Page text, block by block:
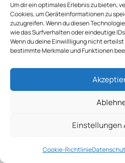
Um dir ein optimales Erlebnis zu bieten,
Cookies, um Geräteinformationen zu
zuzugreifen. Wenn du diesen
wie das Surfverhalten oder eindeutige
Wenn du deine Einwillligung nicht
bestimmte Merkmale und Funktionen
Einstellungen
Cookie-Richtlinie
Außenanlagen pflegen.
Ablauf,
Streudienst in
im Bereich der
sowohl die Sicherheit als